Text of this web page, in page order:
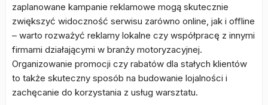
zaplanowane kampanie reklamowe mogą skutecznie
zwiększyć widoczność serwisu zarówno online, jak i offline
– warto rozważyć reklamy lokalne czy współpracę z innymi
firmami działającymi w branży motoryzacyjnej.
Organizowanie promocji czy rabatów dla stałych klientów
to także skuteczny sposób na budowanie lojalności i
zachęcanie do korzystania z usług warsztatu.